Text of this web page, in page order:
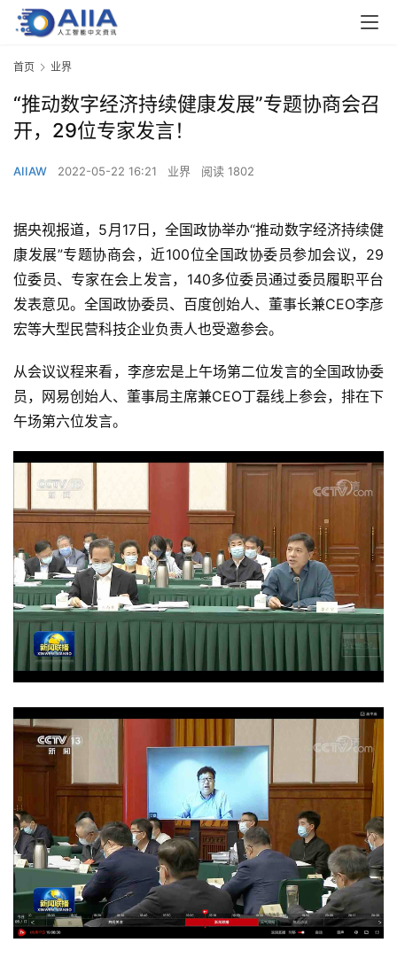
首页 业界
“推动数字经济持续健康发展”专题协商会召
开，29位专家发言！
AIIAW 2022-05-22 16:21 业界 阅读 1802
据央视报道，5月17日，全国政协举办“推动数字经济持续健
康发展”专题协商会，近100位全国政协委员参加会议，29
位委员、专家在会上发言，140多位委员通过委员履职平台
发表意见。全国政协委员、百度创始人、董事长兼CEO李彦
宏等大型民营科技企业负责人也受邀参会。
从会议议程来看，李彦宏是上午场第二位发言的全国政协委
员，网易创始人、董事局主席兼CEO丁磊线上参会，排在下
午场第六位发言。